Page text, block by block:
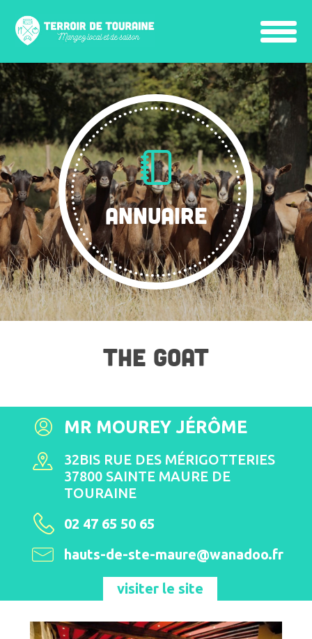
ANNUAIRE
THE GOAT
MR MOUREY JÉRÔME
32BIS RUE DES MÉRIGOTTERIES
37800 SAINTE MAURE DE
TOURAINE
02 47 65 50 65
hauts-de-ste-maure@wanadoo.fr
visiter le site